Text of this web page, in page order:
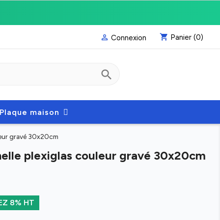
 Connexion shopping_cart Panier (0)
search
Plaque maison
gravé 30x20cm
plexiglas couleur gravé 30x20cm
8% HT